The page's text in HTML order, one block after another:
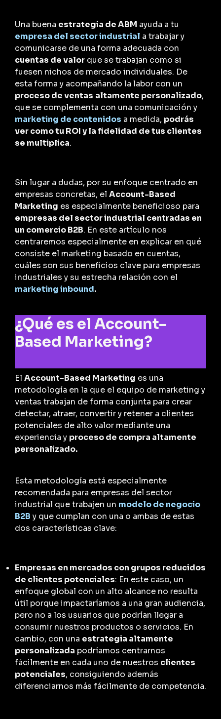
Una buena estrategia de ABM ayuda a tu
empresa del sector industrial a trabajar y
comunicarse de una forma adecuada con
cuentas de valor que se trabajan como si
fuesen nichos de mercado individuales. De
esta forma y acompañando la labor con un
proceso de ventas altamente personalizado,
que se complementa con una comunicación y
marketing de contenidos a medida, podrás
ver como tu ROI y la fidelidad de tus clientes
se multiplica.
Sin lugar a dudas, por su enfoque centrado en
empresas concretas, el Account-Based
Marketing es especialmente beneficioso para
empresas del sector industrial centradas en
un comercio B2B. En este artículo nos
centraremos especialmente en explicar en qué
consiste el marketing basado en cuentas,
cuáles son sus beneficios clave para empresas
industriales y su estrecha relación con el
marketing inbound.
¿Qué es el Account-
Based Marketing?
El Account-Based Marketing es una
metodología en la que el equipo de marketing y
ventas trabajan de forma conjunta para crear
detectar, atraer, convertir y retener a clientes
potenciales de alto valor mediante una
experiencia y proceso de compra altamente
personalizado.
Esta metodología está especialmente
recomendada para empresas del sector
industrial que trabajen un modelo de negocio
B2B y que cumplan con una o ambas de estas
dos características clave:
Empresas en mercados con grupos reducidos
de clientes potenciales: En este caso, un
enfoque global con un alto alcance no resulta
útil porque impactaríamos a una gran audiencia,
pero no a los usuarios que podrían llegar a
consumir nuestros productos o servicios. En
cambio, con una estrategia altamente
personalizada podríamos centrarnos
fácilmente en cada uno de nuestros clientes
potenciales, consiguiendo además
diferenciarnos más fácilmente de competencia.